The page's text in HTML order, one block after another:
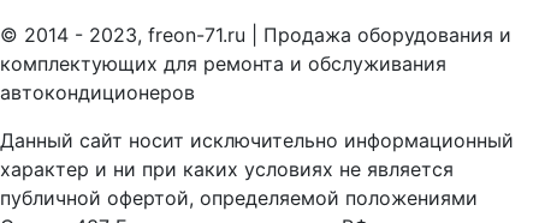
© 2014 - 2023, freon-71.ru | Продажа оборудования и
комплектующих для ремонта и обслуживания
автокондиционеров
Данный сайт носит исключительно информационный
характер и ни при каких условиях не является
публичной офертой, определяемой положениями